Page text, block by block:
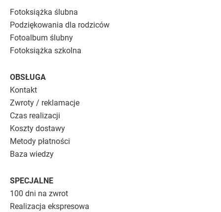
Fotoksiążka ślubna
Podziękowania dla rodziców
Fotoalbum ślubny
Fotoksiążka szkolna
OBSŁUGA
Kontakt
Zwroty / reklamacje
Czas realizacji
Koszty dostawy
Metody płatności
Baza wiedzy
SPECJALNE
100 dni na zwrot
Realizacja ekspresowa